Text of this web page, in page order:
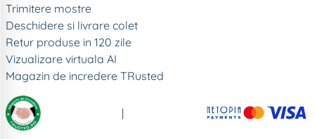
Trimitere mostre
Deschidere si livrare colet
Retur produse in 120 zile
Vizualizare virtuala AI
Magazin de incredere TRusted
|